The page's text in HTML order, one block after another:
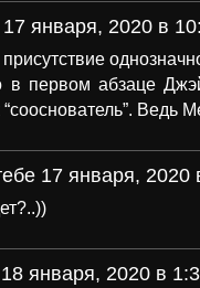
17 января, 2020 в
в первом абзаце
Ведь
17 января, 2020
января, 2020 в